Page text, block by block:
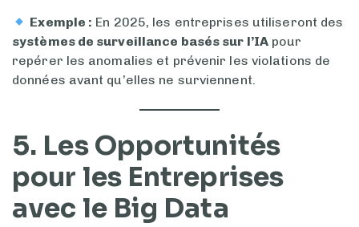
Exemple : En 2025, les entreprises utiliseront des
systèmes de surveillance basés sur l’IApour
repérer les anomalies et prévenir les violations de
données avant qu’elles ne surviennent.
5. Les Opportunités
pour les Entreprises
avec le Big Data